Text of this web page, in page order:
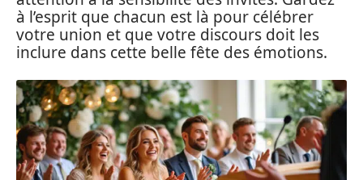
à l’esprit que chacun est là pour célébrer
votre union et que votre discours doit les
inclure dans cette belle fête des émotions.